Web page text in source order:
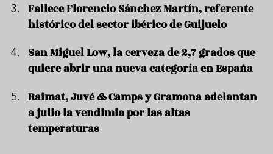
Fallece Florencio Sánchez Martín, referente
histórico del sector ibérico de Guijuelo
San Miguel Low, la cerveza de 2,7 grados que
quiere abrir una nueva categoría en España
Raimat, Juvé & Camps y Gramona adelantan
a julio la vendimia por las altas
temperaturas